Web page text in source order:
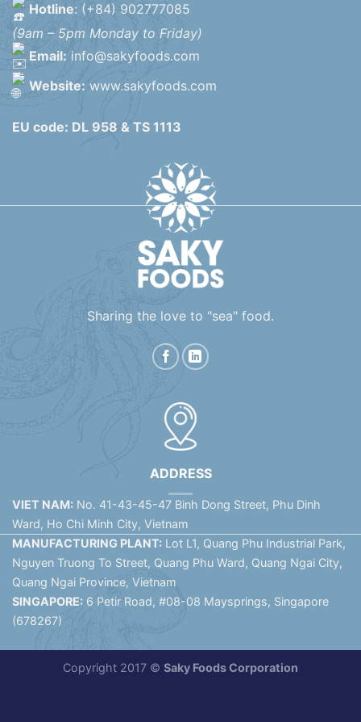
Hotline: (+84) 902777085
(9am – 5pm Monday to Friday)
Email: info@sakyfoods.com
Website: www.sakyfoods.com
EU code: DL 958 & TS 1113
Sharing the love to "sea" food.
ADDRESS
VIET NAM: No. 41-43-45-47 Binh Dong Street, Phu Dinh
Ward, Ho Chi Minh City, Vietnam
MANUFACTURING PLANT: Lot L1, Quang Phu Industrial Park,
Nguyen Truong To Street, Quang Phu Ward, Quang Ngai City,
Quang Ngai Province, Vietnam
SINGAPORE: 6 Petir Road, #08-08 Maysprings, Singapore
(678267)
Copyright 2017 © Saky Foods Corporation